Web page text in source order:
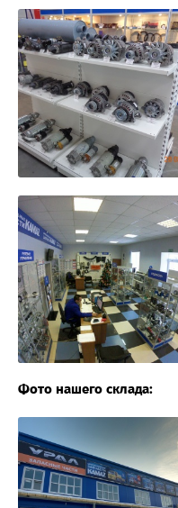
Фото нашего склада: